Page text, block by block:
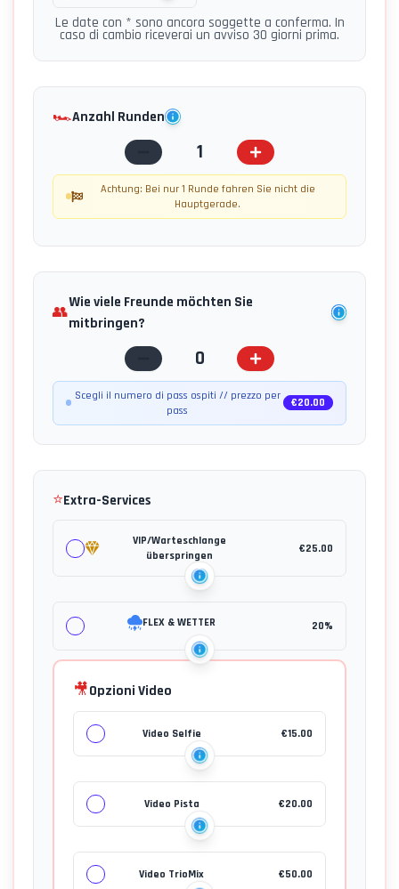
Le date con * sono ancora soggette a conferma. In
caso di cambio riceverai un avviso 30 giorni prima.
🏎️Anzahl Runden
1
Achtung: Bei nur 1 Runde fahren Sie nicht die
Hauptgerade.
👥
Wie viele Freunde möchten Sie
mitbringen?
0
Scegli il numero di pass ospiti // prezzo per
pass
€20.00
⭐Extra-Services
VIP/Warteschlange
überspringen
€25.00
FLEX & WETTER 20%
🎥Opzioni Video
Video Selfie €15.00
Video Pista €20.00
Video TrioMix €50.00